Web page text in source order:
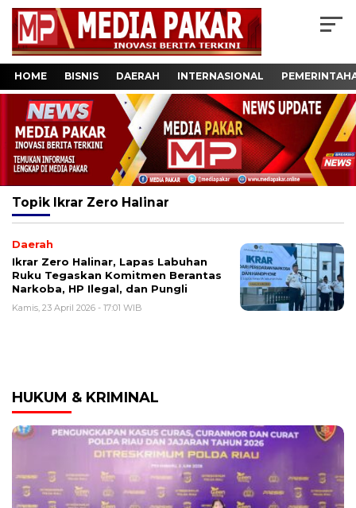
HOME BISNIS DAERAH INTERNASIONAL
Topik Ikrar Zero Halinar
Daerah
Ikrar Zero Halinar, Lapas Labuhan
Ruku Tegaskan Komitmen Berantas
Narkoba, HP Ilegal, dan Pungli
Kamis, 23 April 2026 - 17:01 WIB
HUKUM & KRIMINAL